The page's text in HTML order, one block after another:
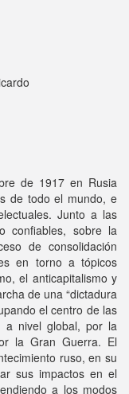
de 1917 en Rusia
de todo el mundo, e
Junto a las
confiables, sobre la
de consolidación
en torno a tópicos
el anticapitalismo y
de una “dictadura
el centro de las
a nivel global, por la
la Gran Guerra. El
ruso, en su
sus impactos en el
a los modos